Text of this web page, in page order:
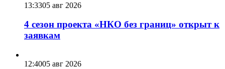
13:3305 авг 2026
4 сезон проекта «НКО без границ» открыт к
заявкам
12:4005 авг 2026